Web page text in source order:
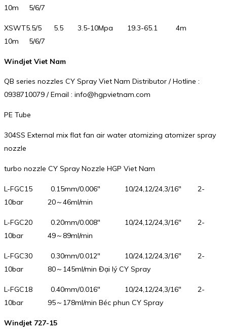
10m 5/6/7
XSWT5.5/5 5.5 3.5-10Mpa 19.3-65.1 4m
10m 5/6/7
Windjet Viet Nam
QB series nozzles CY Spray Viet Nam Distributor / Hotline :
0938710079 / Email : info@hgpvietnam.com
PE Tube
304SS External mix flat fan air water atomizing atomizer spray
nozzle
turbo nozzle CY Spray Nozzle HGP Viet Nam
L-FGC15 0.15mm/0.006″ 10/24,12/24,3/16″ 2-
10bar 20～46ml/min
L-FGC20 0.20mm/0.008″ 10/24,12/24,3/16″ 2-
10bar 49～89ml/min
L-FGC30 0.30mm/0.012″ 10/24,12/24,3/16″ 2-
10bar 80～145ml/min Đại lý CY Spray
L-FGC18 0.40mm/0.016″ 10/24,12/24,3/16″ 2-
10bar 95～178ml/min Béc phun CY Spray
Windjet 727-15